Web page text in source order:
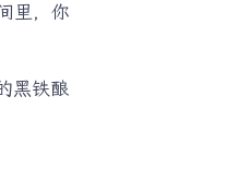
里，你
黑铁酿